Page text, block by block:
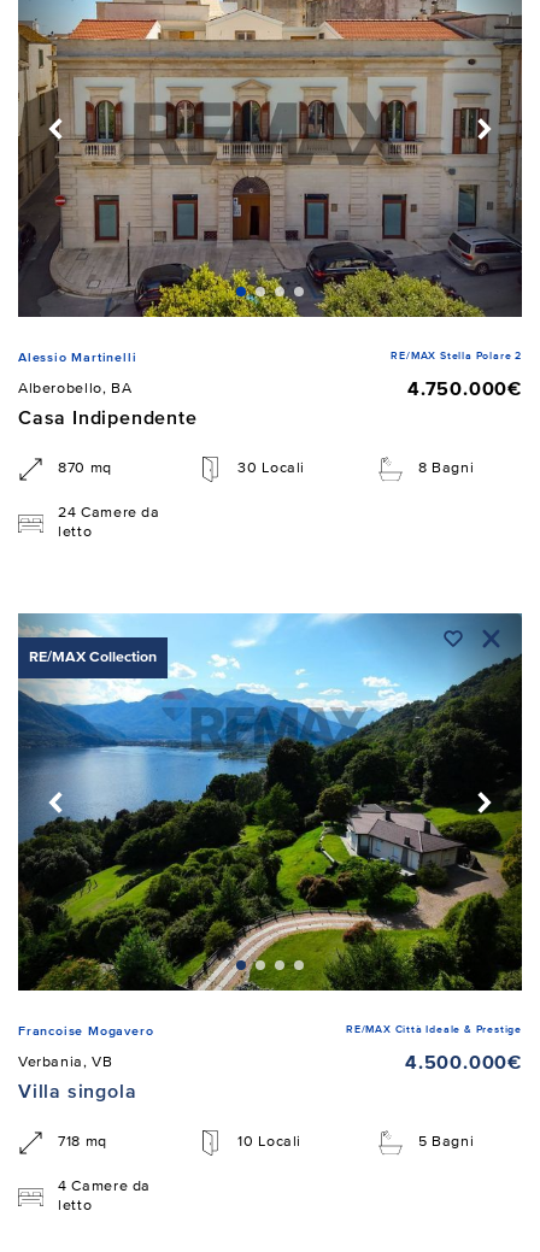
Alessio Martinelli RE/MAX Stella Polare 2
Alberobello, BA
4.750.000€
Casa Indipendente
870 mq 30 Locali 8 Bagni
24 Camere da
letto
RE/MAX Collection
Francoise Mogavero RE/MAX Città Ideale & Prestige
Verbania, VB
4.500.000€
Villa singola
718 mq 10 Locali 5 Bagni
4 Camere da
letto